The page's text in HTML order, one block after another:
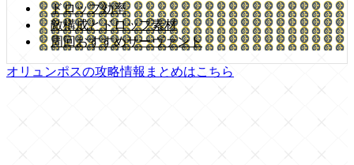
ドロップ効率
敵構成とドロップ素材
周回おすすめサーヴァント
オリュンポスの攻略情報まとめはこちら